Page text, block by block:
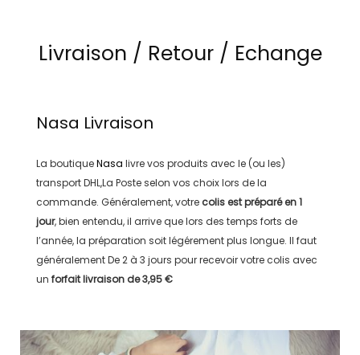
Livraison / Retour / Echange
Nasa Livraison
La boutiqueNasa livre vos produits avec le (ou les)
transportDHL,La Posteselon vos choix lors de la
commande. Généralement, votre colis est préparé en1
jour, bien entendu, il arrive que lors des temps forts de
l’année, la préparation soit légérement plus longue. Il faut
généralementDe 2 à 3 jours pour recevoir votre colis avec
un forfait livraison de3,95 €